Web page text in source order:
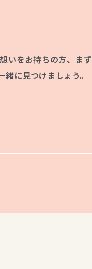
いをお持ちの方、まず
に見つけましょう。